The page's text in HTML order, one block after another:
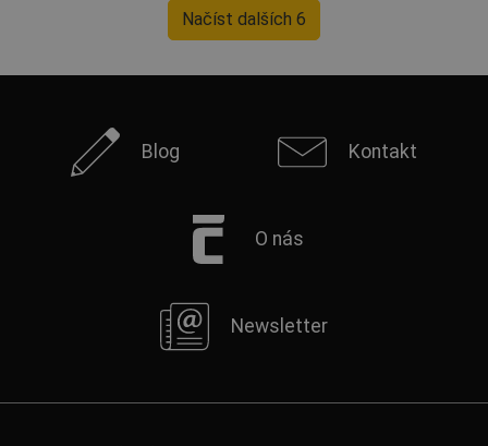
Načíst dalších 6
Blog Kontakt
O nás
Newsletter